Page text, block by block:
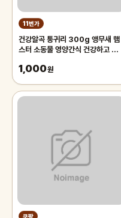
11번가
건강알곡 통귀리 300g 앵무새 햄
스터 소동물 영양간식 건강하고 깨끗
1,000원
쿠팡